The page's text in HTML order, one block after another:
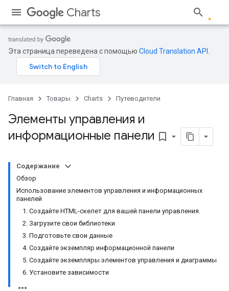
Charts
Эта страница переведена с помощью Cloud Translation API
Главная Товары Charts Путеводители
Элементы управления и
информационные панели bookmark_border
Содержание
Обзор
Использование элементов управления и информационных
панелей
1. Создайте HTML-скелет для вашей панели управления.
2. Загрузите свои библиотеки
3. Подготовьте свои данные
4. Создайте экземпляр информационной панели
5. Создайте экземпляры элементов управления и диаграммы
6. Установите зависимости